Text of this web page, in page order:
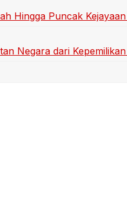
Hingga Puncak
Negara dari